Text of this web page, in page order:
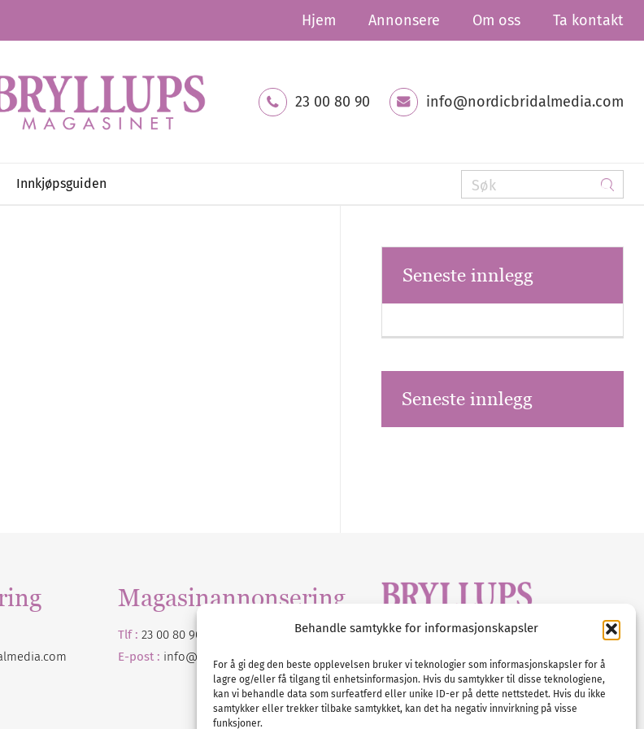
Behandle samtykke for informasjonskapsler
For å gi deg den beste opplevelsen bruker vi teknologier som informasjonskapsler for å
lagre og/eller få tilgang til enhetsinformasjon. Hvis du samtykker til disse teknologiene,
kan vi behandle data som surfeatferd eller unike ID-er på dette nettstedet. Hvis du ikke
samtykker eller trekker tilbake samtykket, kan det ha negativ innvirkning på visse
funksjoner.
Hjem Annonsere Om oss Ta kontakt
23 00 80 90 info@nordicbridalmedia.com
Innkjøpsguiden
Seneste innlegg
Seneste innlegg
Magasinannonsering
Tlf : 23 00 80 90
E-post : info@ nordicbridalmedia
E-post :info@nordicbridalmedia.com
Bryllupsmagasinet Norge
© All rights reserved.
VAT: NO911740648